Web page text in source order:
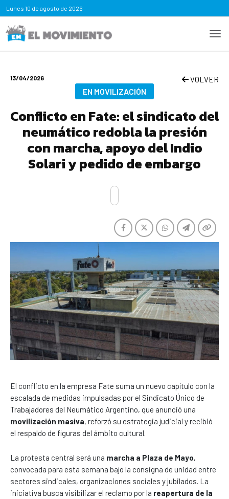
Lunes 10 de agosto de 2026
13/04/2026 VOLVER
EN MOVILIZACIÓN
Conflicto en Fate: el sindicato del
neumático redobla la presión
con marcha, apoyo del Indio
Solari y pedido de embargo
El conflicto en la empresa Fate suma un nuevo capítulo con la
escalada de medidas impulsadas por el Sindicato Único de
Trabajadores del Neumático Argentino, que anunció una
movilización masiva, reforzó su estrategia judicial y recibió
el respaldo de figuras del ámbito cultural.
La protesta central será una marcha a Plaza de Mayo,
convocada para esta semana bajo la consigna de unidad entre
sectores sindicales, organizaciones sociales y jubilados. La
iniciativa busca visibilizar el reclamo por la reapertura de la